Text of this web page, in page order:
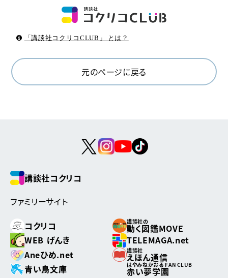
「講談社コクリコCLUB」 とは？
元のページに戻る
講談社コクリコ
ファミリーサイト
コクリコ
講談社の
動く図鑑MOVE
WEB げんき
TELEMAGA.net
Aneひめ.net
講談社
えほん通信
青い鳥文庫
はやみねかおる FAN CLUB
赤い夢学園